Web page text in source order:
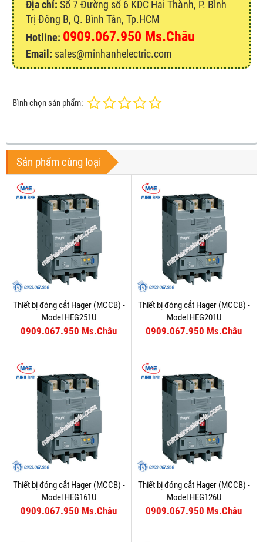
Địa chỉ: Số 7 Đường số 6 KDC Hai Thành, P. Bình
Trị Đông B, Q. Bình Tân, Tp.HCM
Hotline: 0909.067.950 Ms.Châu
Email: sales@minhanhelectric.com
Bình chọn sản phẩm:
Sản phẩm cùng loại
Thiết bị đóng cắt Hager (MCCB) -
Model HEG251U
0909.067.950 Ms.Châu
Thiết bị đóng cắt Hager (MCCB) -
Model HEG201U
0909.067.950 Ms.Châu
Thiết bị đóng cắt Hager (MCCB) -
Model HEG161U
0909.067.950 Ms.Châu
Thiết bị đóng cắt Hager (MCCB) -
Model HEG126U
0909.067.950 Ms.Châu